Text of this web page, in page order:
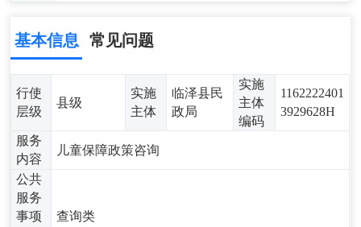
基本信息 常见问题
行使
层级
县级
实施
主体
临泽县民
政局
实施
主体
编码
1162222401
3929628H
服务
内容
儿童保障政策咨询
公共
服务
事项
查询类